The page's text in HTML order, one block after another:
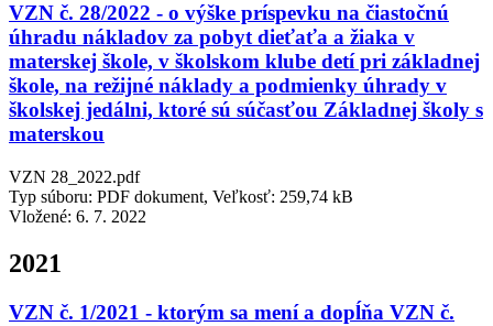
VZN č. 28/2022 - o výške príspevku na čiastočnú
úhradu nákladov za pobyt dieťaťa a žiaka v
materskej škole, v školskom klube detí pri základnej
škole, na režijné náklady a podmienky úhrady v
školskej jedálni, ktoré sú súčasťou Základnej školy s
materskou
VZN 28_2022.pdf
Typ súboru: PDF dokument, Veľkosť: 259,74 kB
Vložené: 6. 7. 2022
2021
VZN č. 1/2021 - ktorým sa mení a dopĺňa VZN č.